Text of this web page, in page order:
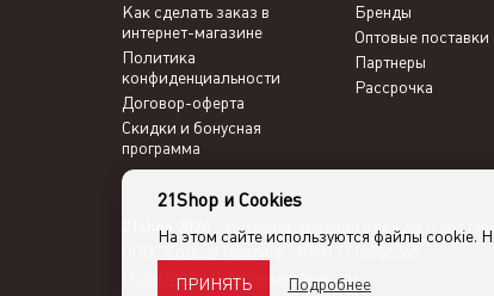
Бренды
Оптовые поставки
Партнеры
Рассрочка
Как сделать заказ в
интернет-магазине
Политика
конфиденциальности
Договор-оферта
Скидки и бонусная
программа
21shop 2026 -
Интернет-магазин одежды с
ООО "Кольца Нептуна", ИНН 7716866266
Политика конфиденциальности
21Shop и Cookies
На этом сайте используются файлы
ПРИНЯТЬ Подробнее